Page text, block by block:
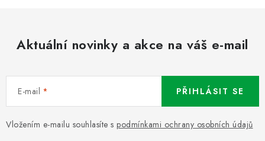
Aktuální novinky a akce na váš e-mail
E-mail
Vložením e-mailu souhlasíte s podmínkami ochrany osobních údajů
PŘIHLÁSIT SE